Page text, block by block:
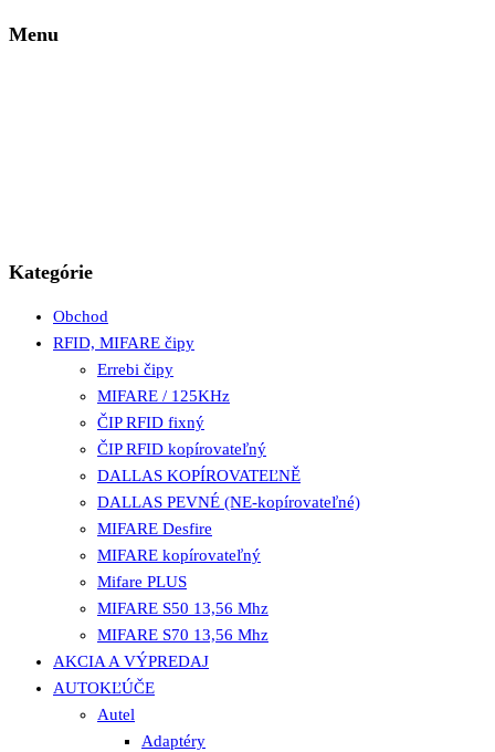
Menu
Kategórie
Obchod
RFID, MIFARE čipy
Errebi čipy
MIFARE / 125KHz
ČIP RFID fixný
ČIP RFID kopírovateľný
DALLAS KOPÍROVATEĽNĚ
DALLAS PEVNÉ (NE-kopírovateľné)
MIFARE Desfire
MIFARE kopírovateľný
Mifare PLUS
MIFARE S50 13,56 Mhz
MIFARE S70 13,56 Mhz
AKCIA A VÝPREDAJ
AUTOKĽÚČE
Autel
Adaptéry